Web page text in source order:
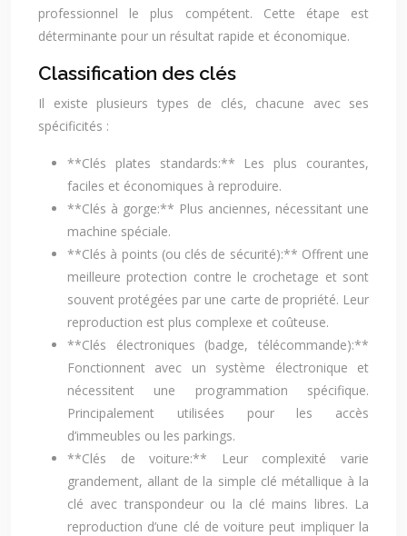
professionnel le plus compétent. Cette étape est
déterminante pour un résultat rapide et économique.
Classification des clés
Il existe plusieurs types de clés, chacune avec ses
spécificités :
**Clés plates standards:** Les plus courantes,
faciles et économiques à reproduire.
**Clés à gorge:** Plus anciennes, nécessitant une
machine spéciale.
**Clés à points (ou clés de sécurité):** Offrent une
meilleure protection contre le crochetage et sont
souvent protégées par une carte de propriété. Leur
reproduction est plus complexe et coûteuse.
**Clés électroniques (badge, télécommande):**
Fonctionnent avec un système électronique et
nécessitent une programmation spécifique.
Principalement utilisées pour les accès
d’immeubles ou les parkings.
**Clés de voiture:** Leur complexité varie
grandement, allant de la simple clé métallique à la
clé avec transpondeur ou la clé mains libres. La
reproduction d’une clé de voiture peut impliquer la